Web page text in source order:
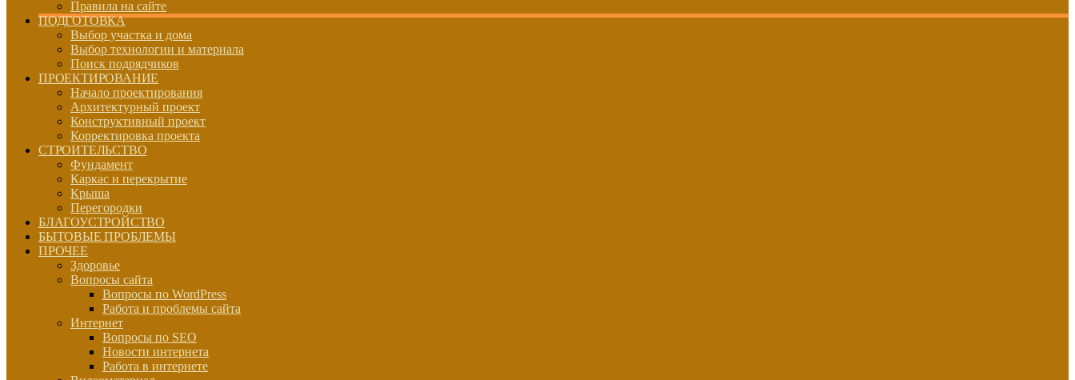
Правила на сайте
ПОДГОТОВКА
Выбор участка и дома
Выбор технологии и материала
Поиск подрядчиков
ПРОЕКТИРОВАНИЕ
Начало проектирования
Архитектурный проект
Конструктивный проект
Корректировка проекта
СТРОИТЕЛЬСТВО
Фундамент
Каркас и перекрытие
Крыша
Перегородки
БЛАГОУСТРОЙСТВО
БЫТОВЫЕ ПРОБЛЕМЫ
ПРОЧЕЕ
Здоровье
Вопросы сайта
Вопросы по WordPress
Работа и проблемы сайта
Интернет
Вопросы по SEO
Новости интернета
Работа в интернете